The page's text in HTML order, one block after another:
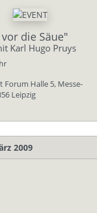
die Säue"
Karl Hugo Pruys
Forum Halle 5, Messe-
Leipzig
2009